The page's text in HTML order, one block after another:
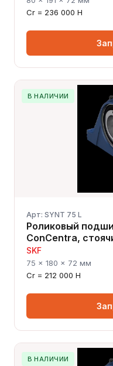
Cr = 236 000 Н
В НАЛИЧИИ
Арт: SYNT 75 L
Роликовый
ConCentra,
SKF
75 × 180 × 72 мм
Cr = 212 000 Н
В НАЛИЧИИ